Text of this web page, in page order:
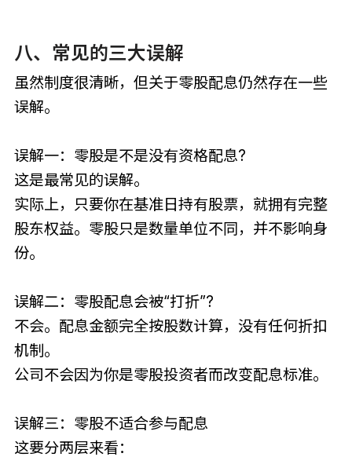
八、常见的三大误解
虽然制度很清晰，但关于零股配息仍然存在一些
误解。
误解一：零股是不是没有资格配息?
这是最常见的误解。
实际上，只要你在基准日持有股票，就拥有完整
股东权益。零股只是数量单位不同，并不影响身
份。
误解二：零股配息会被“打折”?
不会。配息金额完全按股数计算，没有任何折扣
机制。
公司不会因为你是零股投资者而改变配息标准。
误解三：零股不适合参与配息
这要分两层来看：